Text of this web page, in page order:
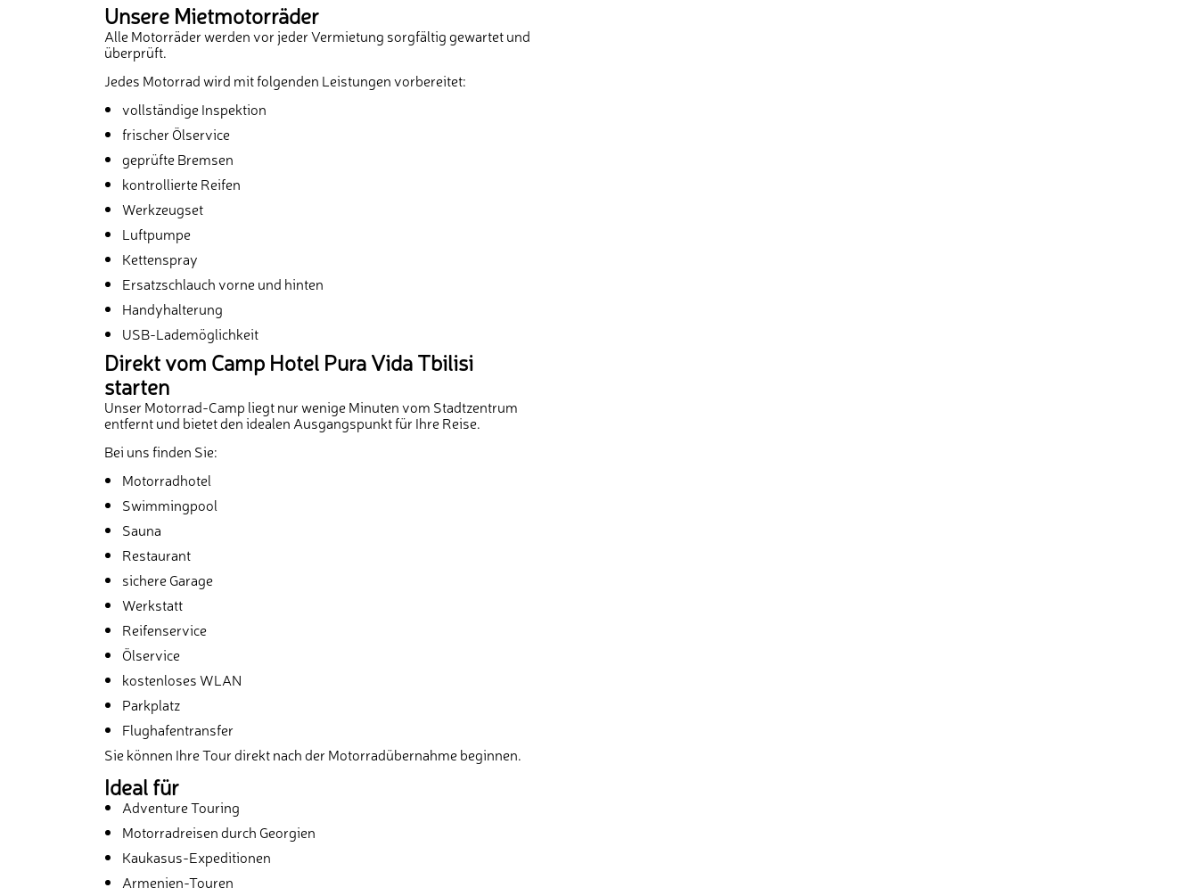
Unsere Mietmotorräder
Alle Motorräder werden vor jeder Vermietung sorgfältig gewartet und
überprüft.
Jedes Motorrad wird mit folgenden Leistungen vorbereitet:
vollständige Inspektion
frischer Ölservice
geprüfte Bremsen
kontrollierte Reifen
Werkzeugset
Luftpumpe
Kettenspray
Ersatzschlauch vorne und hinten
Handyhalterung
USB-Lademöglichkeit
Direkt vom Camp Hotel Pura Vida Tbilisi
starten
Unser Motorrad-Camp liegt nur wenige Minuten vom Stadtzentrum
entfernt und bietet den idealen Ausgangspunkt für Ihre Reise.
Bei uns finden Sie:
Motorradhotel
Swimmingpool
Sauna
Restaurant
sichere Garage
Werkstatt
Reifenservice
Ölservice
kostenloses WLAN
Parkplatz
Flughafentransfer
Sie können Ihre Tour direkt nach der Motorradübernahme beginnen.
Ideal für
Adventure Touring
Motorradreisen durch Georgien
Kaukasus-Expeditionen
Armenien-Touren